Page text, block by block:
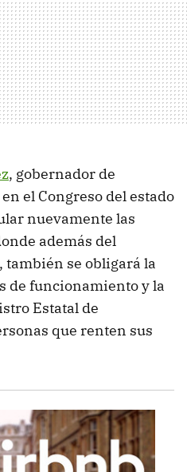
, gobernador de
en el Congreso del estado
nuevamente las
además del
también se obligará la
de funcionamiento y la
Estatal de
que renten sus